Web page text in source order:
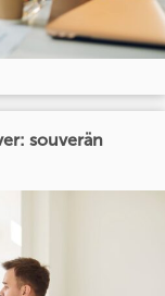
souverän